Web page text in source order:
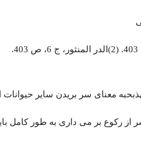
معنای سر بریدن سایر
از رکوع بر می داری به طور کامل